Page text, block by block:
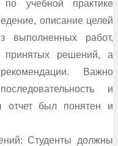
по учебной практике
описание целей
выполненных работ,
принятых решений, а
Важно
и
отчет был понятен и
Студенты должны